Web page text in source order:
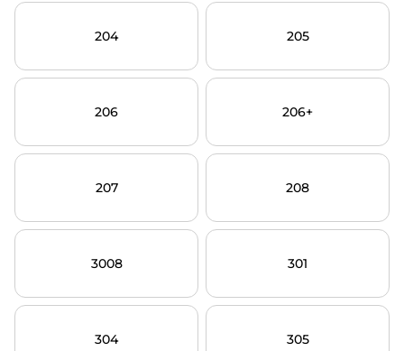
204 205
206 206+
207 208
3008 301
304 305